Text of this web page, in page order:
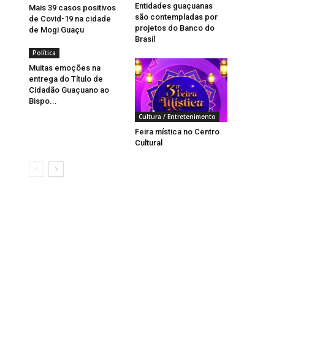
Mais 39 casos positivos
de Covid-19 na cidade
de Mogi Guaçu
Entidades guaçuanas
são contempladas por
projetos do Banco do
Brasil
Política
Muitas emoções na
entrega do Título de
Cidadão Guaçuano ao
Bispo...
Cultura / Entretenimento
Feira mística no Centro
Cultural